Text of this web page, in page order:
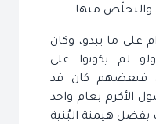
والتخلّص منها.
على ما يبدو، وكان
لم يكونوا على
فبعضهم كان قد
الأكرم بعام واحد
هيمنة البُنية